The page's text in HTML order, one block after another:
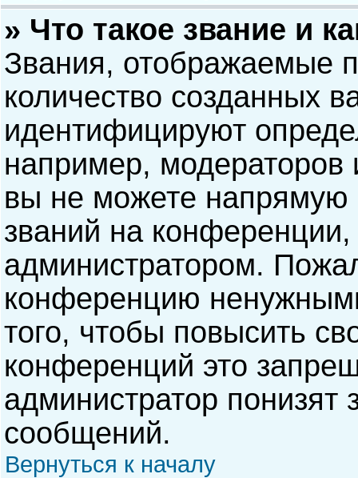
» Что такое звание и
Звания, отображаемые
количество созданных
идентифицируют
например,
вы не можете напрямую
званий на
администратором.
конференцию
того, чтобы повысить
конференций это
администратор понизят
сообщений.
Вернуться к началу